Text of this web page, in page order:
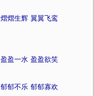
熠熠生辉 翼翼飞鸾
盈盈一水 盈盈欲笑
郁郁不乐 郁郁寡欢